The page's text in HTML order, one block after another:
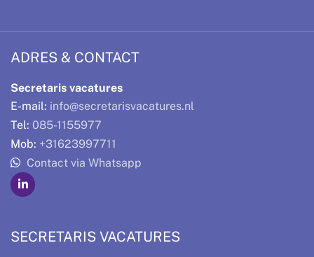
ADRES & CONTACT
Secretaris vacatures
E-mail: info@secretarisvacatures.nl
Tel: 085-1155977
Mob: +31623997711
Contact via Whatsapp
SECRETARIS VACATURES